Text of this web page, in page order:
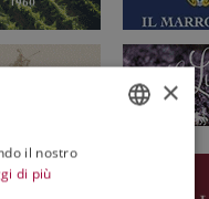
×
il nostro
di più